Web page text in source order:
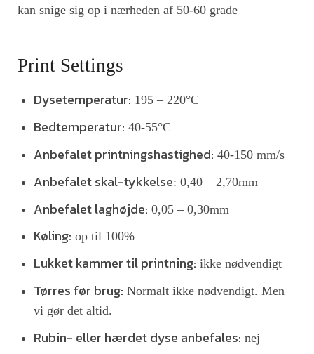
kan snige sig op i nærheden af 50-60 grade
Print Settings
Dysetemperatur: 195 – 220°C
Bedtemperatur: 40-55°C
Anbefalet printningshastighed: 40-150 mm/s
Anbefalet skal-tykkelse: 0,40 – 2,70mm
Anbefalet laghøjde: 0,05 – 0,30mm
Køling: op til 100%
Lukket kammer til printning: ikke nødvendigt
Tørres før brug: Normalt ikke nødvendigt. Men
vi gør det altid.
Rubin- eller hærdet dyse anbefales: nej